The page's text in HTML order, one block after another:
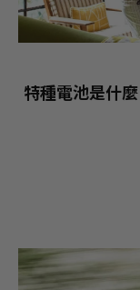
特種電池是什